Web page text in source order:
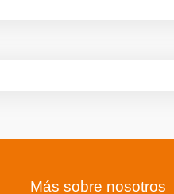
Más sobre nosotros